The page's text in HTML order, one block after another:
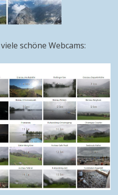
schöne Webcams: